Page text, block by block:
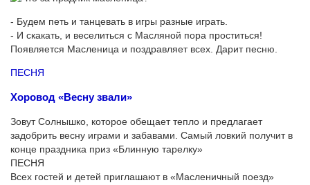
- Будем петь и танцевать в игры разные играть.
- И скакать, и веселиться с Масляной пора проститься!
Появляется Масленица и поздравляет всех. Дарит песню.
ПЕСНЯ
Хоровод «Весну звали»
Зовут Солнышко, которое обещает тепло и предлагает
задобрить весну играми и забавами. Самый ловкий получит в
конце праздника приз «Блинную тарелку»
ПЕСНЯ
Всех гостей и детей приглашают в «Масленичный поезд»